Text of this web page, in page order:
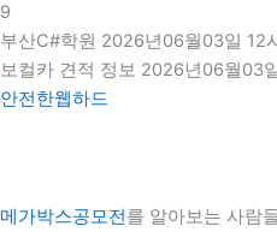
9
부산C#학원 2026년06월03일 12
보컬카 견적 정보 2026년06월03
안전한웹하드
메가박스공모전를 알아보는 사람